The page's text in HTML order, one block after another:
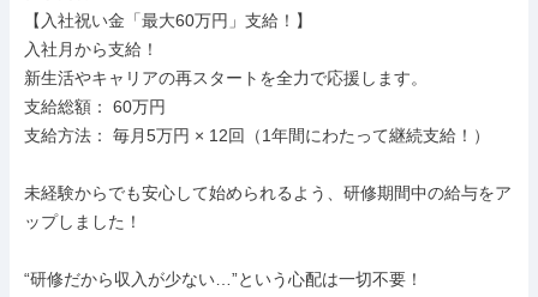
【入社祝い金「最大60万円」支給！】
入社月から支給！
新生活やキャリアの再スタートを全力で応援します。
支給総額： 60万円
支給方法： 毎月5万円 × 12回（1年間にわたって継続支給！）
未経験からでも安心して始められるよう、研修期間中の給与をア
ップしました！
“研修だから収入が少ない…”という心配は一切不要！